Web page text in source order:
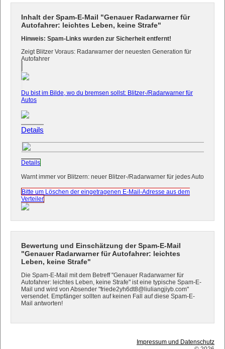
Inhalt der Spam-E-Mail "Genauer Radarwarner für
Autofahrer: leichtes Leben, keine Strafe"
Hinweis: Spam-Links wurden zur Sicherheit entfernt!
Zeigt Blitzer Voraus: Radarwarner der neuesten Generation für
Autofahrer
Du bist im Bilde, wo du bremsen sollst: Blitzer-/Radarwarner für
Autos
Details
Details
Warnt immer vor Blitzern: neuer Blitzer-/Radarwarner für jedes Auto
Bitte um Löschen der eingetragenen E-Mail-Adresse aus dem
Verteiler
Bewertung und Einschätzung der Spam-E-Mail
"Genauer Radarwarner für Autofahrer: leichtes
Leben, keine Strafe"
Die Spam-E-Mail mit dem Betreff "Genauer Radarwarner für
Autofahrer: leichtes Leben, keine Strafe" ist eine typische Spam-E-
Mail und wird von Absender "friede2yh6dt8@liuliangjiyb.com"
versendet. Empfänger sollten auf keinen Fall auf diese Spam-E-
Mail antworten!
Impressum und Datenschutz